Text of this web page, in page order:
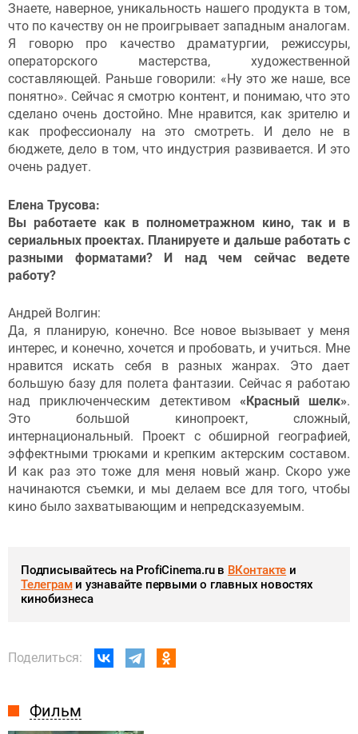
Знаете, наверное, уникальность нашего продукта в том,
что по качеству он не проигрывает западным аналогам.
Я говорю про качество драматургии, режиссуры,
операторского мастерства, художественной
составляющей. Раньше говорили: «Ну это же наше, все
понятно». Сейчас я смотрю контент, и понимаю, что это
сделано очень достойно. Мне нравится, как зрителю и
как профессионалу на это смотреть. И дело не в
бюджете, дело в том, что индустрия развивается. И это
очень радует.
Елена Трусова:
Вы работаете как в полнометражном кино, так и в
сериальных проектах. Планируете и дальше работать с
разными форматами? И над чем сейчас ведете
работу?
Андрей Волгин:
Да, я планирую, конечно. Все новое вызывает у меня
интерес, и конечно, хочется и пробовать, и учиться. Мне
нравится искать себя в разных жанрах. Это дает
большую базу для полета фантазии. Сейчас я работаю
над приключенческим детективом «Красный шелк».
Это большой кинопроект, сложный,
интернациональный. Проект с обширной географией,
эффектными трюками и крепким актерским составом.
И как раз это тоже для меня новый жанр. Скоро уже
начинаются съемки, и мы делаем все для того, чтобы
кино было захватывающим и непредсказуемым.
Подписывайтесь на ProfiCinema.ru в ВКонтакте и
Телеграми узнавайте первыми о главных новостях
кинобизнеса
Поделиться:
Фильм